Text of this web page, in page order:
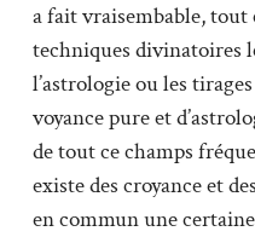
a fait vraisembable, tout
techniques divinatoires
l’astrologie ou les
voyance pure et
de tout ce champs
existe des croyance et
en commun une